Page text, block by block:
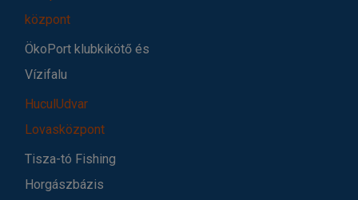
központ
ÖkoPort klubkikötő és
Vízifalu
HuculUdvar
Lovasközpont
Tisza-tó Fishing
Horgászbázis